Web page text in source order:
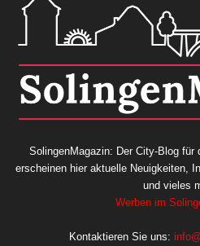
SolingenMagazin: Der City-Blog für
erscheinen hier aktuelle Neuigkeiten,
und vieles
Werben im
Kontaktieren Sie uns: